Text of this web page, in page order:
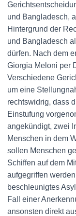
und Bangladesch,
Hintergrund der
und Bangladesch
dürfen. Nach dem
Giorgia Meloni per
Verschiedene
um eine
rechtswidrig, dass
Einstufung
angekündigt, zwei
Menschen in dem
sollen Menschen
Schiffen auf dem
aufgegriffen
beschleunigtes
Fall einer
ansonsten direkt